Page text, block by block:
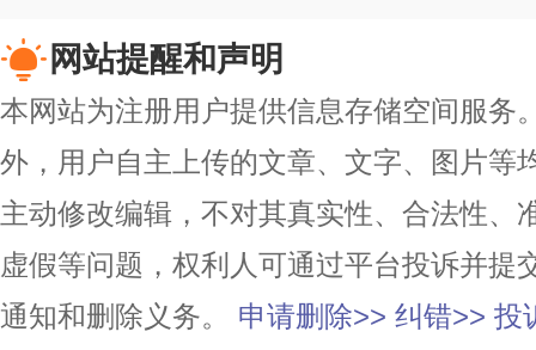
网站提醒和声明
本网站为注册用户提供信息存储空间服务
外，用户自主上传的文章、文字、图片等
主动修改编辑，不对其真实性、合法性、
虚假等问题，权利人可通过平台投诉并提
通知和删除义务。
申请删除>> 纠错>> 投